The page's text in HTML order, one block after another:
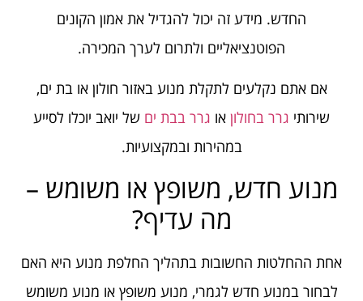
החדש. מידע זה יכול להגדיל את אמון הקונים
הפוטנציאליים ולתרום לערך המכירה.
אם אתם נקלעים לתקלת מנוע באזור חולון או בת ים,
שירותי גרר בחולון או גרר בבת ים של יואב יוכלו לסייע
במהירות ובמקצועיות.
מנוע חדש, משופץ או משומש –
מה עדיף?
אחת ההחלטות החשובות בתהליך החלפת מנוע היא האם
לבחור במנוע חדש לגמרי, מנוע משופץ או מנוע משומש